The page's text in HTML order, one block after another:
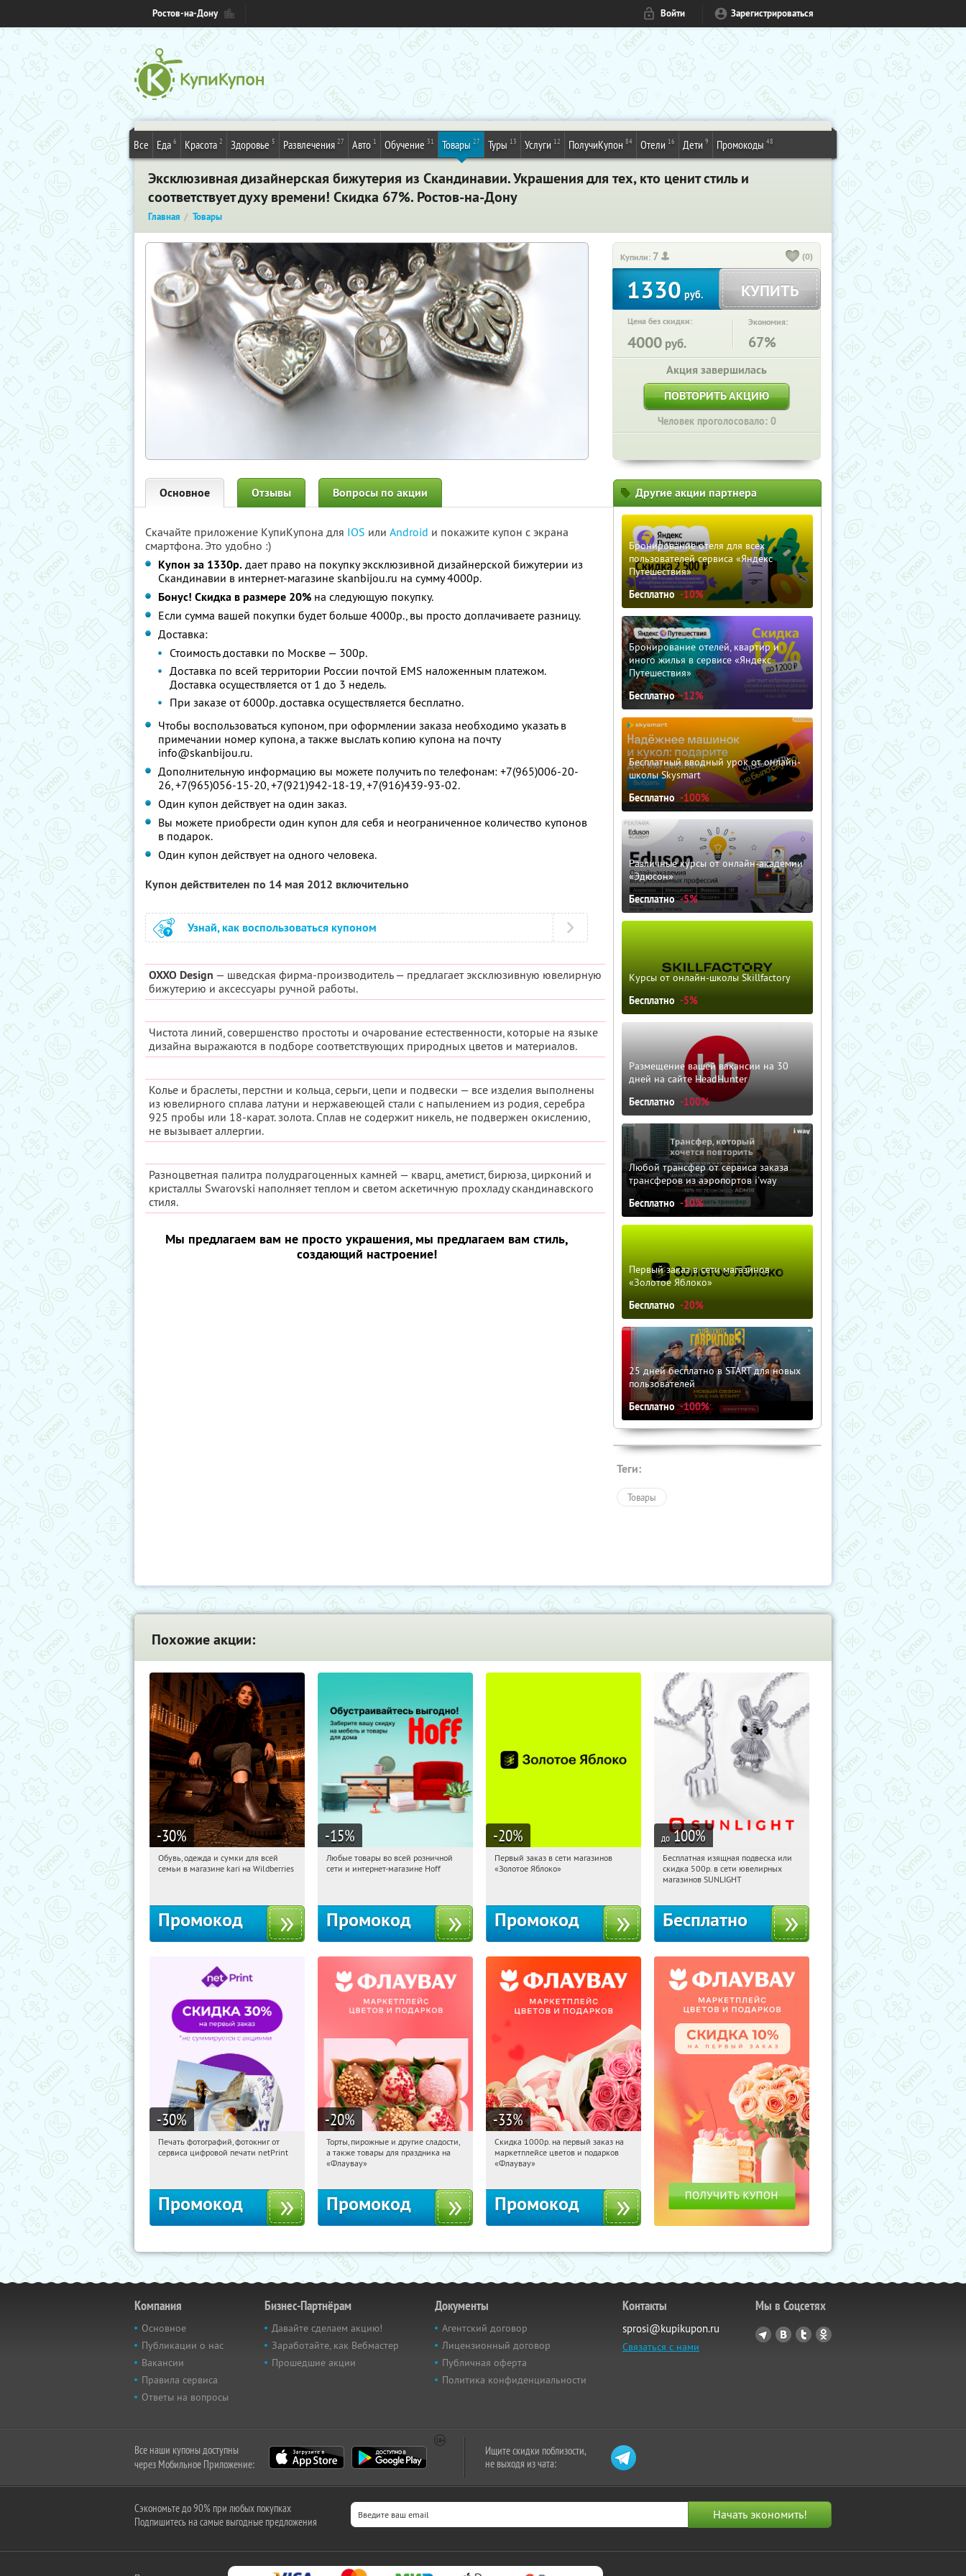
Ростов-на-Дону Войти Зарегистрироваться
Все Еда 6 Красота 2 Здоровье 5 Развлечения 27 Авто 1 Обучение 31 Товары 27 Туры 13 Услуги 12 ПолучиКупон 84 Отели 16 Дети 9 Промокоды 48
Эксклюзивная дизайнерская бижутерия из Скандинавии. Украшения для тех, кто ценит стиль и
соответствует духу времени! Скидка 67%. Ростов-на-Дону
Главная Товары
Купили: 7 (0)
1330руб. КУПИТЬ
Цена без скидки:
4000 руб.
Экономия:
67%
Акция завершилась
ПОВТОРИТЬ АКЦИЮ
Человек проголосовало: 0
Основное Отзывы Вопросы по акции
Скачайте приложение КупиКупона для IOS или Android и покажите купон с экрана
смартфона. Это удобно :)
Купон за 1330р. дает право на покупку эксклюзивной дизайнерской бижутерии из
Скандинавии в интернет-магазине skanbijou.ru на сумму 4000р.
Бонус! Скидка в размере 20% на следующую покупку.
Если сумма вашей покупки будет больше 4000р., вы просто доплачиваете разницу.
Доставка:
Стоимость доставки по Москве — 300р.
Доставка по всей территории России почтой EMS наложенным платежом.
Доставка осуществляется от 1 до 3 недель.
При заказе от 6000р. доставка осуществляется бесплатно.
Чтобы воспользоваться купоном, при оформлении заказа необходимо указать в
примечании номер купона, а также выслать копию купона на почту
info@skanbijou.ru.
Дополнительную информацию вы можете получить по телефонам: +7(965)006-20-
26, +7(965)056-15-20, +7(921)942-18-19, +7(916)439-93-02.
Один купон действует на один заказ.
Вы можете приобрести один купон для себя и неограниченное количество купонов
в подарок.
Один купон действует на одного человека.
Купон действителен по 14 мая 2012 включительно
Узнай, как воспользоваться купоном
OXXO Design — шведская фирма-производитель — предлагает эксклюзивную ювелирную
бижутерию и аксессуары ручной работы.
Чистота линий, совершенство простоты и очарование естественности, которые на языке
дизайна выражаются в подборе соответствующих природных цветов и материалов.
Колье и браслеты, перстни и кольца, серьги, цепи и подвески — все изделия выполнены
из ювелирного сплава латуни и нержавеющей стали с напылением из родия, серебра
925 пробы или 18-карат. золота. Сплав не содержит никель, не подвержен окислению,
не вызывает аллергии.
Разноцветная палитра полудрагоценных камней — кварц, аметист, бирюза, цирконий и
кристаллы Swarovski наполняет теплом и светом аскетичную прохладу скандинавского
стиля.
Мы предлагаем вам не просто украшения, мы предлагаем вам стиль,
создающий настроение!
Другие акции партнера
Бронирование отеля для всех
пользователей сервиса «Яндекс
Путешествия»
Бесплатно -10%
Бронирование отелей, квартир и
иного жилья в сервисе «Яндекс
Путешествия»
Бесплатно -12%
Бесплатный вводный урок от онлайн-
школы Skysmart
Бесплатно -100%
Различные курсы от онлайн-академии
«Эдюсон»
Бесплатно -5%
Курсы от онлайн-школы Skillfactory
Бесплатно -5%
Размещение вашей вакансии на 30
дней на сайте HeadHunter
Бесплатно -100%
Любой трансфер от сервиса заказа
трансферов из аэропортов i'way
Бесплатно -10%
Первый заказ в сети магазинов
«Золотое Яблоко»
Бесплатно -20%
25 дней бесплатно в START для новых
пользователей
Бесплатно -100%
Теги:
Товары
Похожие акции:
-30%
13:56:02 Получили:
Обувь, одежда и сумки для всей
семьи в магазине kari на Wildberries
Промокод
-15%
13:56:02 Получили:
Любые товары во всей розничной
сети и интернет-магазине Hoff
Промокод
-20%
13:56:02
Получи первым!
Первый заказ в сети магазинов
«Золотое Яблоко»
Промокод
до 100%
13:56:02 Получили:
Россия
Бесплатная изящная подвеска или
скидка 500р. в сети ювелирных
магазинов SUNLIGHT
Бесплатно
-30%
13:56:02 Получили:
Печать фотографий, фотокниг от
сервиса цифровой печати netPrint
Промокод
-20%
13:56:02 Получили:
Россия
Торты, пирожные и другие сладости,
а также товары для праздника на
«Флаувау»
Промокод
-33%
13:56:02 Получили:
Россия
Скидка 1000р. на первый заказ на
маркетплейсе цветов и подарков
«Флаувау»
Промокод
Компания
Основное
Публикации о нас
Вакансии
Правила сервиса
Ответы на вопросы
Бизнес-Партнёрам
Давайте сделаем акцию!
Заработайте, как Вебмастер
Прошедшие акции
Документы
Агентский договор
Лицензионный договор
Публичная оферта
Политика конфиденциальности
Контакты
sprosi@kupikupon.ru
Связаться с нами
Мы в Соцсетях
Все наши купоны доступны
через Мобильное Приложение:
Ищите скидки поблизости,
не выходя из чата:
Сэкономьте до 90% при любых покупках
Подпишитесь на самые выгодные предложения